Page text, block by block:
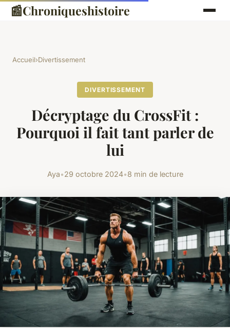
📰Chroniqueshistoire
Accueil›Divertissement
DIVERTISSEMENT
Décryptage du CrossFit :
Pourquoi il fait tant parler de
lui
Aya•29 octobre 2024•8 min de lecture